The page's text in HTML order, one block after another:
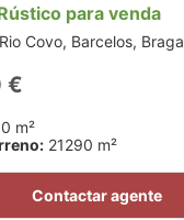
para venda
Covo, Barcelos, Braga
€
m²
21290 m²
Contactar agente